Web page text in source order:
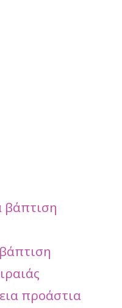
βάπτιση
προάστια